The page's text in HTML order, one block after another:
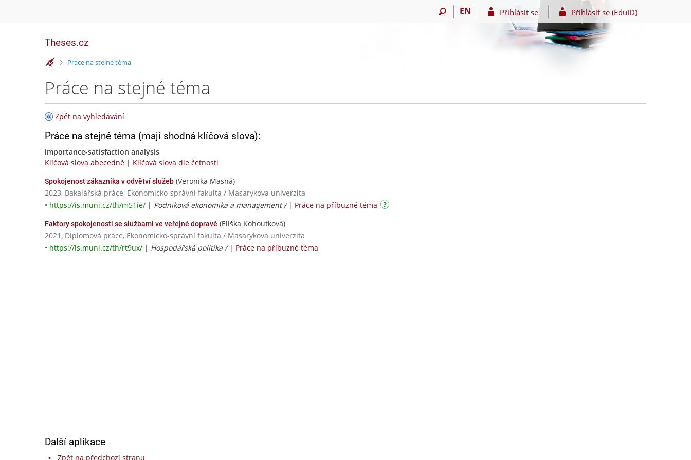
EN Přihlásit se Přihlásit se (EduID)
Theses.cz
>Práce na stejné téma
Práce na stejné téma
Zpět na vyhledávání
Práce na stejné téma (mají shodná klíčová slova):
importance-satisfaction analysis
Klíčová slova abecedně | Klíčová slova dle četnosti
Spokojenost zákazníka v odvětví služeb (Veronika Masná)
2023, Bakalářská práce, Ekonomicko-správní fakulta / Masarykova univerzita
• https://is.muni.cz/th/m51ie/ | Podniková ekonomika a management / | Práce na příbuzné téma
Faktory spokojenosti se službami ve veřejné dopravě (Eliška Kohoutková)
2021, Diplomová práce, Ekonomicko-správní fakulta / Masarykova univerzita
• https://is.muni.cz/th/rt9ux/ | Hospodářská politika / | Práce na příbuzné téma
Další aplikace
Zpět na předchozí stranu